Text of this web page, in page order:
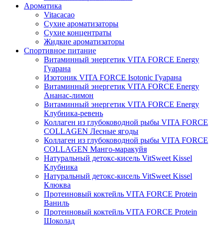
Ароматика
Vitacacao
Сухие ароматизаторы
Сухие концентраты
Жидкие ароматизаторы
Спортивное питание
Витаминный энергетик VITA FORCE Energy
Гуарана
Изотоник VITA FORCE Isotonic Гуарана
Витаминный энергетик VITA FORCE Energy
Ананас-лимон
Витаминный энергетик VITA FORCE Energy
Клубника-ревень
Коллаген из глубоководной рыбы VITA FORCE
COLLAGEN Лесные ягоды
Коллаген из глубоководной рыбы VITA FORCE
COLLAGEN Манго-маракуйя
Натуральный детокс-кисель VitSweet Kissel
Клубника
Натуральный детокс-кисель VitSweet Kissel
Клюква
Протеиновый коктейль VITA FORCE Protein
Ваниль
Протеиновый коктейль VITA FORCE Protein
Шоколад